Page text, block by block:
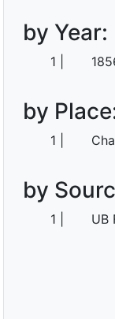
by Year:
1
by
1
by
1 UB